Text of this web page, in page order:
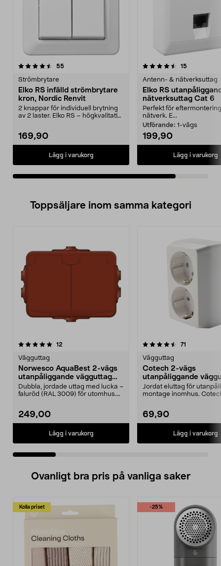
55recensioner
Strömbrytare
Elko RS infälld strömbrytare
kron, Nordic Renvit
2 knappar för individuell brytning
av 2 laster. Elko RS – högkvalitativ
169,90
Lägg i varukorg
4.5av 5 stjärnor 15recensioner
Antenn- & nätverksuttag
Elko RS
nätverksuttag Cat 6
Perfekt för
nätverk. E...
Utförande: 1-vägs
199,90
Lägg i varukorg
Toppsäljare inom samma kategori
12
Vägguttag
Norwesco AquaBest 2-vägs
utanpåliggande vägguttag
IP44
Dubbla, jordade uttag med lucka –
faluröd (RAL 3009) för utomhus.
249,00
Lägg i varukorg
4.5 av 5 stjärnor 71
Vägguttag
Cotech 2-vägs
utanpåliggande
jordat
Jordat eluttag för
montage inomhus.
69,90
Lägg i varukorg
4.5 av 5 stjärnor
Ovanligt bra pris på vanliga saker
Kolla priset -25%